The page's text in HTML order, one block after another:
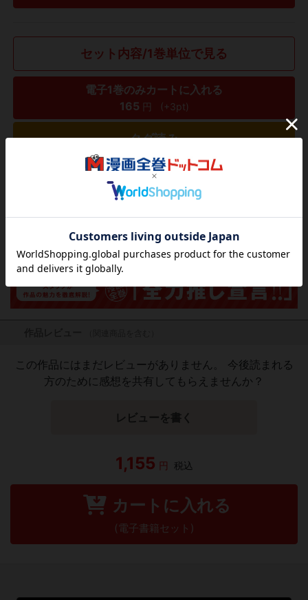
セット内容/1巻単位で見る
電子1巻のみカートに入れる
165 円 (+3pt)
タダ読み
欲しいリストに追加する
この作品にはまだレビューがありません。 今後読まれる
方のために感想を共有してもらえませんか？
レビューを書く
1,155 円 税込
カートに入れる
(電子書籍セット)